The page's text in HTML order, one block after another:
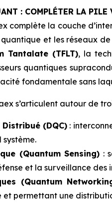
: COMPLÉTER LA
complète la couche
et les réseaux
Tantalate (TFLT), la
quantiques
fondamentale sans
s’articulent autour de
(DQC) :
système.
(Quantum Sensing) :
et la surveillance des
(Quantum
permettant une